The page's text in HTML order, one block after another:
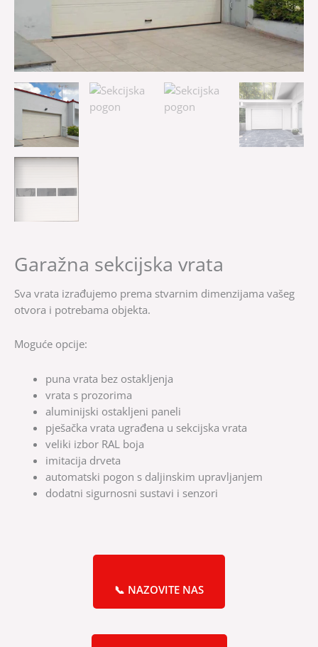
Garažna sekcijska vrata
Sva vrata izrađujemo prema stvarnim dimenzijama vašeg
otvora i potrebama objekta.
Moguće opcije:
puna vrata bez ostakljenja
vrata s prozorima
aluminijski ostakljeni paneli
pješačka vrata ugrađena u sekcijska vrata
veliki izbor RAL boja
imitacija drveta
automatski pogon s daljinskim upravljanjem
dodatni sigurnosni sustavi i senzori
📞 NAZOVITE NAS